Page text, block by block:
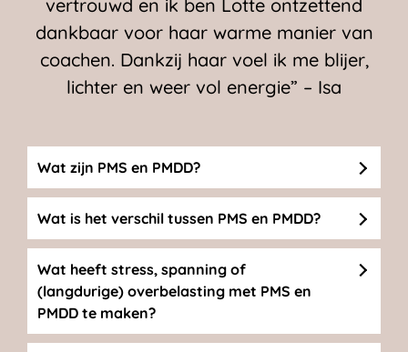
vertrouwd en ik ben Lotte ontzettend
dankbaar voor haar warme manier van
coachen. Dankzij haar voel ik me blijer,
lichter en weer vol energie” – Isa
Wat zijn PMS en PMDD?
Wat is het verschil tussen PMS en PMDD?
Wat heeft stress, spanning of
(langdurige) overbelasting met PMS en
PMDD te maken?